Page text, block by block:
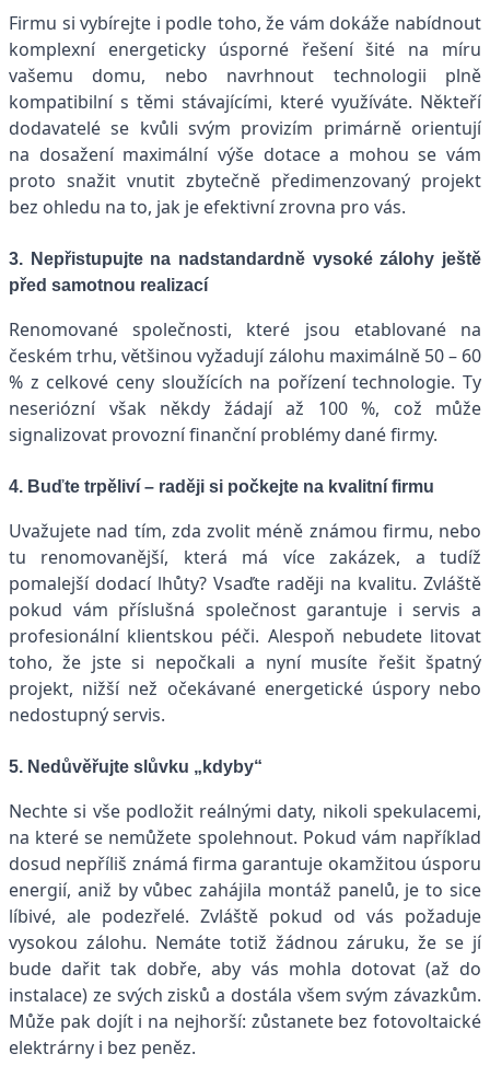
Firmu si vybírejte i podle toho, že vám dokáže nabídnout
komplexní energeticky úsporné řešení šité na míru
vašemu domu, nebo navrhnout technologii plně
kompatibilní s těmi stávajícími, které využíváte. Někteří
dodavatelé se kvůli svým provizím primárně orientují
na dosažení maximální výše dotace a mohou se vám
proto snažit vnutit zbytečně předimenzovaný projekt
bez ohledu na to, jak je efektivní zrovna pro vás.
3. Nepřistupujte na nadstandardně vysoké zálohy ještě
před samotnou realizací
Renomované společnosti, které jsou etablované na
českém trhu, většinou vyžadují zálohu maximálně 50 – 60
% z celkové ceny sloužících na pořízení technologie. Ty
neseriózní však někdy žádají až 100 %, což může
signalizovat provozní finanční problémy dané firmy.
4. Buďte trpěliví – raději si počkejte na kvalitní firmu
Uvažujete nad tím, zda zvolit méně známou firmu, nebo
tu renomovanější, která má více zakázek, a tudíž
pomalejší dodací lhůty? Vsaďte raději na kvalitu. Zvláště
pokud vám příslušná společnost garantuje i servis a
profesionální klientskou péči. Alespoň nebudete litovat
toho, že jste si nepočkali a nyní musíte řešit špatný
projekt, nižší než očekávané energetické úspory nebo
nedostupný servis.
5. Nedůvěřujte slůvku „kdyby“
Nechte si vše podložit reálnými daty, nikoli spekulacemi,
na které se nemůžete spolehnout. Pokud vám například
dosud nepříliš známá firma garantuje okamžitou úsporu
energií, aniž by vůbec zahájila montáž panelů, je to sice
líbivé, ale podezřelé. Zvláště pokud od vás požaduje
vysokou zálohu. Nemáte totiž žádnou záruku, že se jí
bude dařit tak dobře, aby vás mohla dotovat (až do
instalace) ze svých zisků a dostála všem svým závazkům.
Může pak dojít i na nejhorší: zůstanete bez fotovoltaické
elektrárny i bez peněz.